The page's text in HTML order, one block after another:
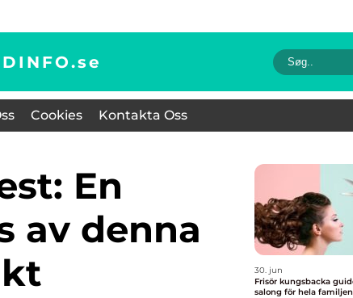
se
Cookies Kontakta Oss
av denna
30. jun
Frisör kungsbacka guide till rätt
salong för hela familjen